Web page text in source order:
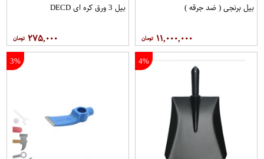
بیل برنجی ( ضد جرقه )
۱۱,۰۰۰,۰۰۰
بیل 3 ورق کره ای DECD
۲۷۵,۰۰۰
4%
3%